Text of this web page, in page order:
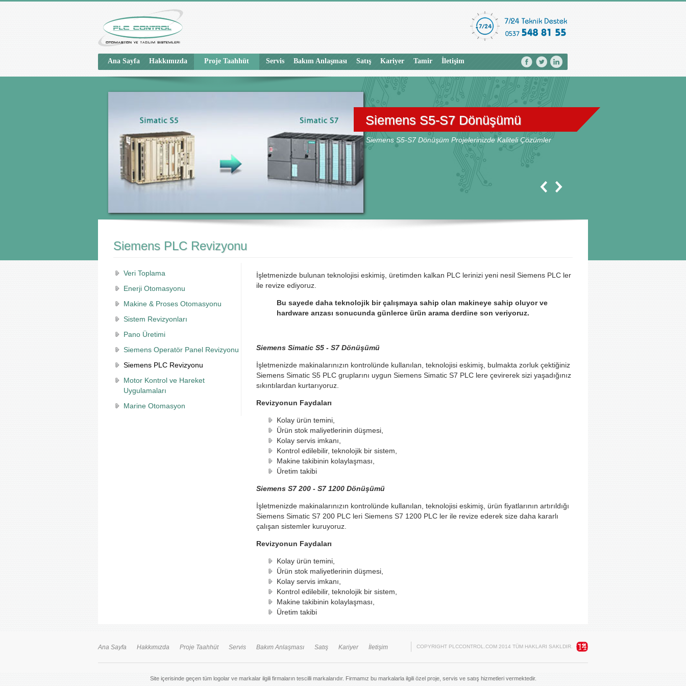
Ana Sayfa Hakkımızda Proje Taahhüt Servis Bakım Anlaşması Satış Kariyer Tamir İletişim
Siemens S5-S7 Dönüşümü
Siemens S5-S7 Dönüşüm Projelerinizde Kaliteli Çözümler
Siemens PLC Revizyonu
Veri Toplama
Enerji Otomasyonu
Makine & Proses Otomasyonu
Sistem Revizyonları
Pano Üretimi
Siemens Operatör Panel Revizyonu
Siemens PLC Revizyonu
Motor Kontrol ve Hareket
Uygulamaları
Marine Otomasyon
İşletmenizde bulunan teknolojisi eskimiş, üretimden kalkan PLC lerinizi yeni nesil Siemens PLC ler
ile revize ediyoruz.
Bu sayede daha teknolojik bir çalışmaya sahip olan makineye sahip oluyor ve
hardware arızası sonucunda günlerce ürün arama derdine son veriyoruz.
Siemens Simatic S5 - S7 Dönüşümü
İşletmenizde makinalarınızın kontrolünde kullanılan, teknolojisi eskimiş, bulmakta zorluk çektiğiniz
Siemens Simatic S5 PLC gruplarını uygun Siemens Simatic S7 PLC lere çevirerek sizi yaşadığınız
sıkıntılardan kurtarıyoruz.
Revizyonun Faydaları
Kolay ürün temini,
Ürün stok maliyetlerinin düşmesi,
Kolay servis imkanı,
Kontrol edilebilir, teknolojik bir sistem,
Makine takibinin kolaylaşması,
Üretim takibi
Siemens S7 200 - S7 1200 Dönüşümü
İşletmenizde makinalarınızın kontrolünde kullanılan, teknolojisi eskimiş, ürün fiyatlarının artırıldığı
Siemens Simatic S7 200 PLC leri Siemens S7 1200 PLC ler ile revize ederek size daha kararlı
çalışan sistemler kuruyoruz.
Revizyonun Faydaları
Kolay ürün temini,
Ürün stok maliyetlerinin düşmesi,
Kolay servis imkanı,
Kontrol edilebilir, teknolojik bir sistem,
Makine takibinin kolaylaşması,
Üretim takibi
Ana Sayfa Hakkımızda Proje Taahhüt Servis Bakım Anlaşması Satış Kariyer İletişim COPYRIGHT PLCCONTROL.COM 2014 TÜM HAKLARI SAKLDIR.
Site içerisinde geçen tüm logolar ve markalar ilgili firmaların tescilli markalarıdır. Firmamız bu markalarla ilgili özel proje, servis ve satış hizmetleri vermektedir.